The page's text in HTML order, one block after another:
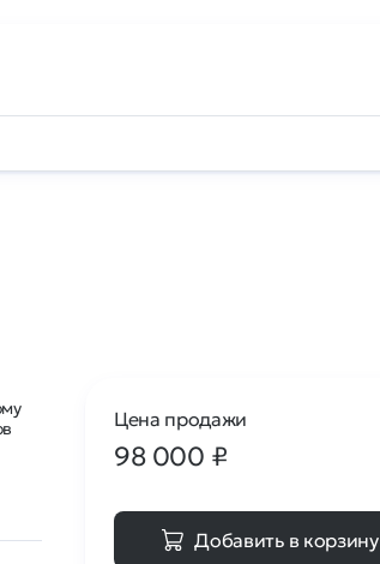
Цена продажи
98 000 ₽
Добавить в корзину